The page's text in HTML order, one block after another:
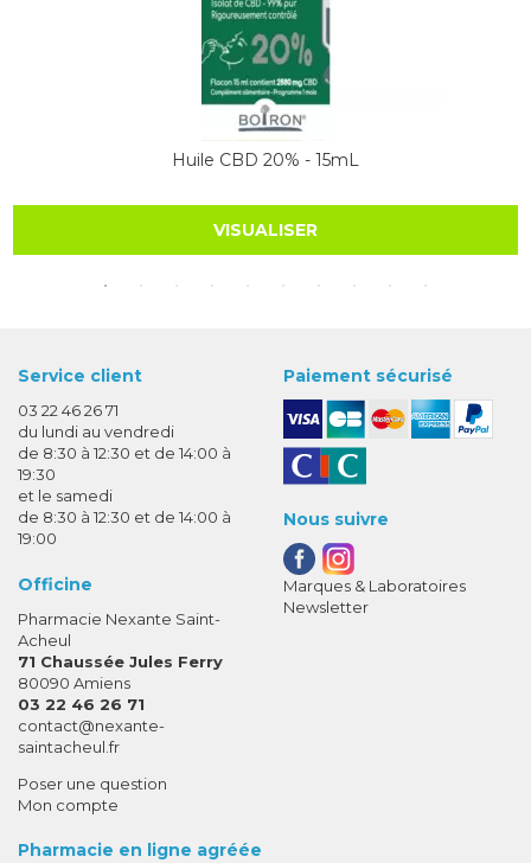
Huile CBD 20% - 15mL
VISUALISER
Service client
03 22 46 26 71
du lundi au vendredi
de 8:30 à 12:30 et de 14:00 à
19:30
et le samedi
de 8:30 à 12:30 et de 14:00 à
19:00
Officine
Pharmacie Nexante Saint-
Acheul
71 Chaussée Jules Ferry
80090 Amiens
03 22 46 26 71
contact-
@-
nexante-
saintacheul.fr
Poser une question
Mon compte
Paiement sécurisé
Nous suivre
Marques & Laboratoires
Newsletter
Pharmacie en ligne agréée